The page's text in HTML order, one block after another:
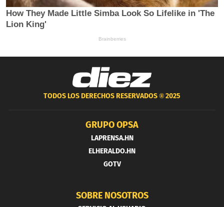
TODOS LOS DERECHOS RESERVADOS ®2025
GRUPO OPSA
LAPRENSA.HN
ELHERALDO.HN
GOTV
SOBRE NOSOTROS